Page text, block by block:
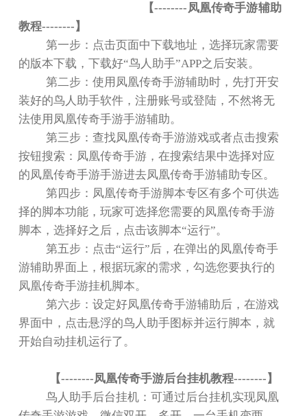
【--------凤凰传奇手游辅助
教程-------- 】
第一步：点击页面中下载地址，选择玩家需要
的版本下载，下载好“鸟人助手”APP之后安装。
第二步：使用凤凰传奇手游辅助时，先打开安
装好的鸟人助手软件，注册账号或登陆，不然将无
法使用凤凰传奇手游手游辅助。
第三步：查找凤凰传奇手游游戏或者点击搜索
按钮搜索：凤凰传奇手游，在搜索结果中选择对应
的凤凰传奇手游手游进去凤凰传奇手游辅助专区。
第四步：凤凰传奇手游脚本专区有多个可供选
择的脚本功能，玩家可选择您需要的凤凰传奇手游
脚本，选择好之后，点击该脚本“运行”。
第五步：点击“运行”后，在弹出的凤凰传奇手
游辅助界面上，根据玩家的需求，勾选您要执行的
凤凰传奇手游挂机脚本。
第六步：设定好凤凰传奇手游辅助后，在游戏
界面中，点击悬浮的鸟人助手图标并运行脚本，就
开始自动挂机运行了。
【--------凤凰传奇手游后台挂机教程-------- 】
鸟人助手后台挂机：可通过后台挂机实现凤凰